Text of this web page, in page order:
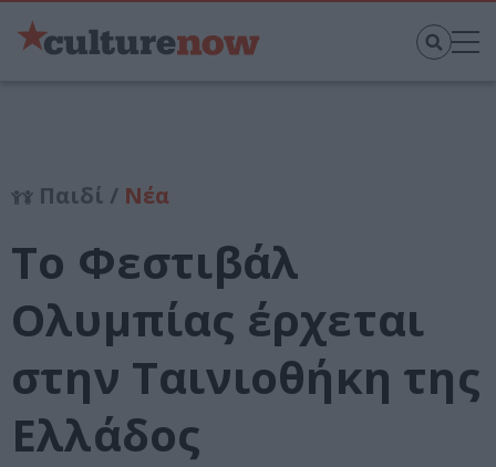
Παιδί / Νέα
Το Φεστιβάλ
Ολυμπίας έρχεται
στην Ταινιοθήκη της
Ελλάδος